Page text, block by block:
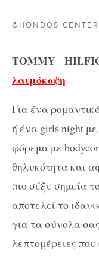
©HONDOS CENTER
TOMMY
λαιμόκοψη
Για ένα
ή ένα girls night
φόρεμα με
θηλυκότητα και
πιο σέξυ σημεία
αποτελεί το
για τα σύνολα
λεπτομέρειες